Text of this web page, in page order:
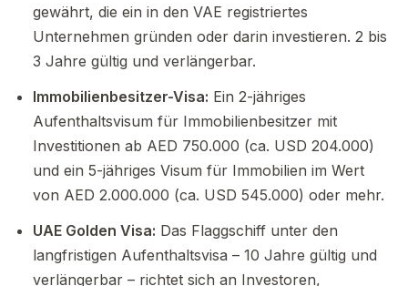
gewährt, die ein in den VAE registriertes
Unternehmen gründen oder darin investieren. 2 bis
3 Jahre gültig und verlängerbar.
Immobilienbesitzer-Visa: Ein 2-jähriges
Aufenthaltsvisum für Immobilienbesitzer mit
Investitionen ab AED 750.000 (ca. USD 204.000)
und ein 5-jähriges Visum für Immobilien im Wert
von AED 2.000.000 (ca. USD 545.000) oder mehr.
UAE Golden Visa: Das Flaggschiff unter den
langfristigen Aufenthaltsvisa – 10 Jahre gültig und
verlängerbar – richtet sich an Investoren,